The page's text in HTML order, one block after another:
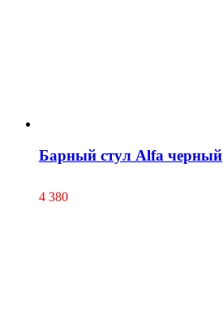
Барный стул Alfa черный
4 380